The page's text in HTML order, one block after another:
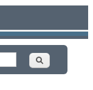
Canais
Buscar